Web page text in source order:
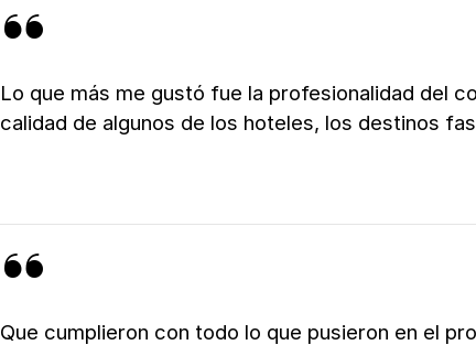
Lo que más me gustó fue la profesionalidad del
calidad de algunos de los hoteles, los destinos
Que cumplieron con todo lo que pusieron en el